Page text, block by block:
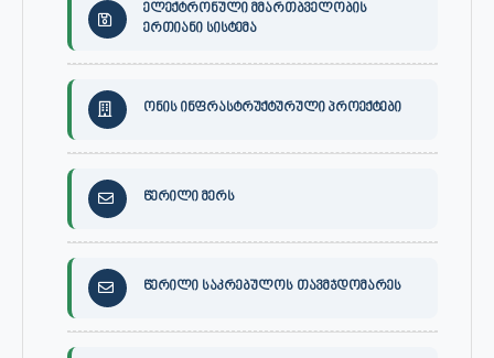
ელექტრონული მმართბველობის
ერთიანი სისტემა
ონის ინფრასტრუქტურული პროექტები
წერილი მერს
წერილი საკრებულოს თავმჯდომარეს